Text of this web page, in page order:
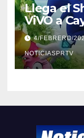
Llega el
ViVO a
Relojes
compre
4/FEBRERO/
NOTICIASPRTV